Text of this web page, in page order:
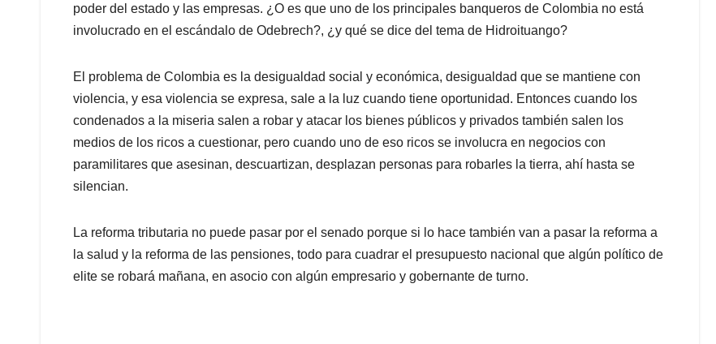
poder del estado y las empresas. ¿O es que uno de los principales banqueros de Colombia no está
involucrado en el escándalo de Odebrech?, ¿y qué se dice del tema de Hidroituango?
El problema de Colombia es la desigualdad social y económica, desigualdad que se mantiene con
violencia, y esa violencia se expresa, sale a la luz cuando tiene oportunidad. Entonces cuando los
condenados a la miseria salen a robar y atacar los bienes públicos y privados también salen los
medios de los ricos a cuestionar, pero cuando uno de eso ricos se involucra en negocios con
paramilitares que asesinan, descuartizan, desplazan personas para robarles la tierra, ahí hasta se
silencian.
La reforma tributaria no puede pasar por el senado porque si lo hace también van a pasar la reforma a
la salud y la reforma de las pensiones, todo para cuadrar el presupuesto nacional que algún político de
elite se robará mañana, en asocio con algún empresario y gobernante de turno.